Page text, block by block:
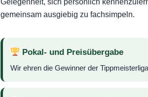
Gelegenheit, sich persönlich
gemeinsam ausgiebig zu fachsimpeln.
Pokal- und Preisübergabe
Wir ehren die Gewinner der